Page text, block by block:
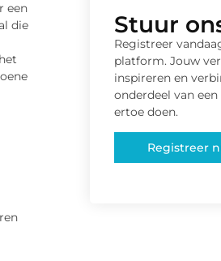
een
die
Stuur
Registreer
platform. Jouw
inspireren en
onderdeel van
ertoe doen.
Registreer